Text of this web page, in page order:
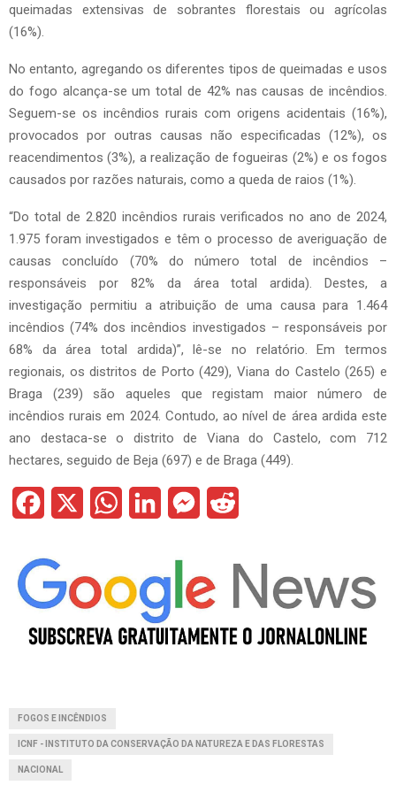
queimadas extensivas de sobrantes florestais ou agrícolas
(16%).
No entanto, agregando os diferentes tipos de queimadas e usos
do fogo alcança-se um total de 42% nas causas de incêndios.
Seguem-se os incêndios rurais com origens acidentais (16%),
provocados por outras causas não especificadas (12%), os
reacendimentos (3%), a realização de fogueiras (2%) e os fogos
causados por razões naturais, como a queda de raios (1%).
“Do total de 2.820 incêndios rurais verificados no ano de 2024,
1.975 foram investigados e têm o processo de averiguação de
causas concluído (70% do número total de incêndios –
responsáveis por 82% da área total ardida). Destes, a
investigação permitiu a atribuição de uma causa para 1.464
incêndios (74% dos incêndios investigados – responsáveis por
68% da área total ardida)”, lê-se no relatório. Em termos
regionais, os distritos de Porto (429), Viana do Castelo (265) e
Braga (239) são aqueles que registam maior número de
incêndios rurais em 2024. Contudo, ao nível de área ardida este
ano destaca-se o distrito de Viana do Castelo, com 712
hectares, seguido de Beja (697) e de Braga (449).
c
e
b
k
t
s
k
e
M
s
e
d
FOGOS E INCÊNDIOS
ICNF - INSTITUTO DA CONSERVAÇÃO DA NATUREZA E DAS FLORESTAS
NACIONAL